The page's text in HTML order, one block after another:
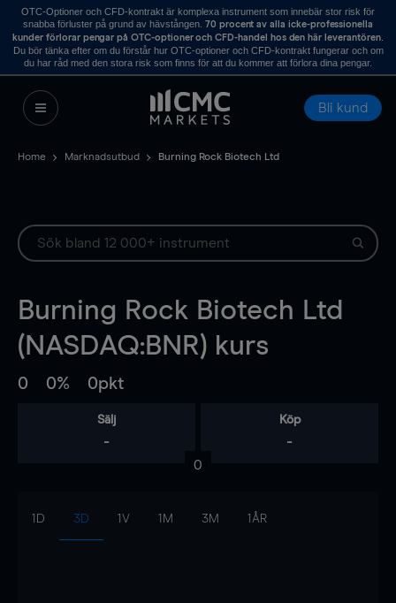
OTC-Optioner och CFD-kontrakt är komplexa instrument som innebär stor risk för
snabba förluster på grund av hävstången. 70 procent av alla icke-professionella
kunder förlorar pengar på OTC-optioner och CFD-handel hos den här leverantören.
Du bör tänka efter om du förstår hur OTC-optioner och CFD-kontrakt fungerar och om
du har råd med den stora risk som finns för att du kommer att förlora dina pengar.
Bli kund
Home Marknadsutbud Burning Rock Biotech Ltd
Burning Rock Biotech Ltd
(NASDAQ:BNR) kurs
0 0% 0pkt
Sälj
-
Köp
-
0
1D 3D 1V 1M 3M 1ÅR